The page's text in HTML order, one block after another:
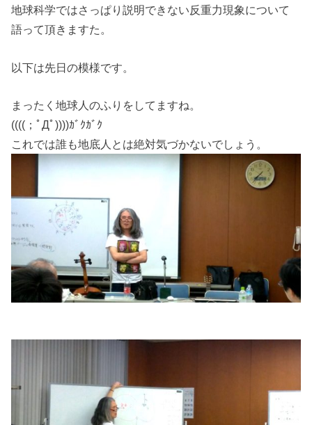
地球科学ではさっぱり説明できない反重力現象について
語って頂きますた。
以下は先日の模様です。
まったく地球人のふりをしてますね。
((((；ﾟДﾟ))))ｶﾞｸｶﾞｸ
これでは誰も地底人とは絶対気づかないでしょう。